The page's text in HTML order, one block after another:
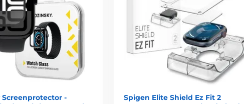
Screenprotector -
Spigen Elite Shield Ez Fit 2